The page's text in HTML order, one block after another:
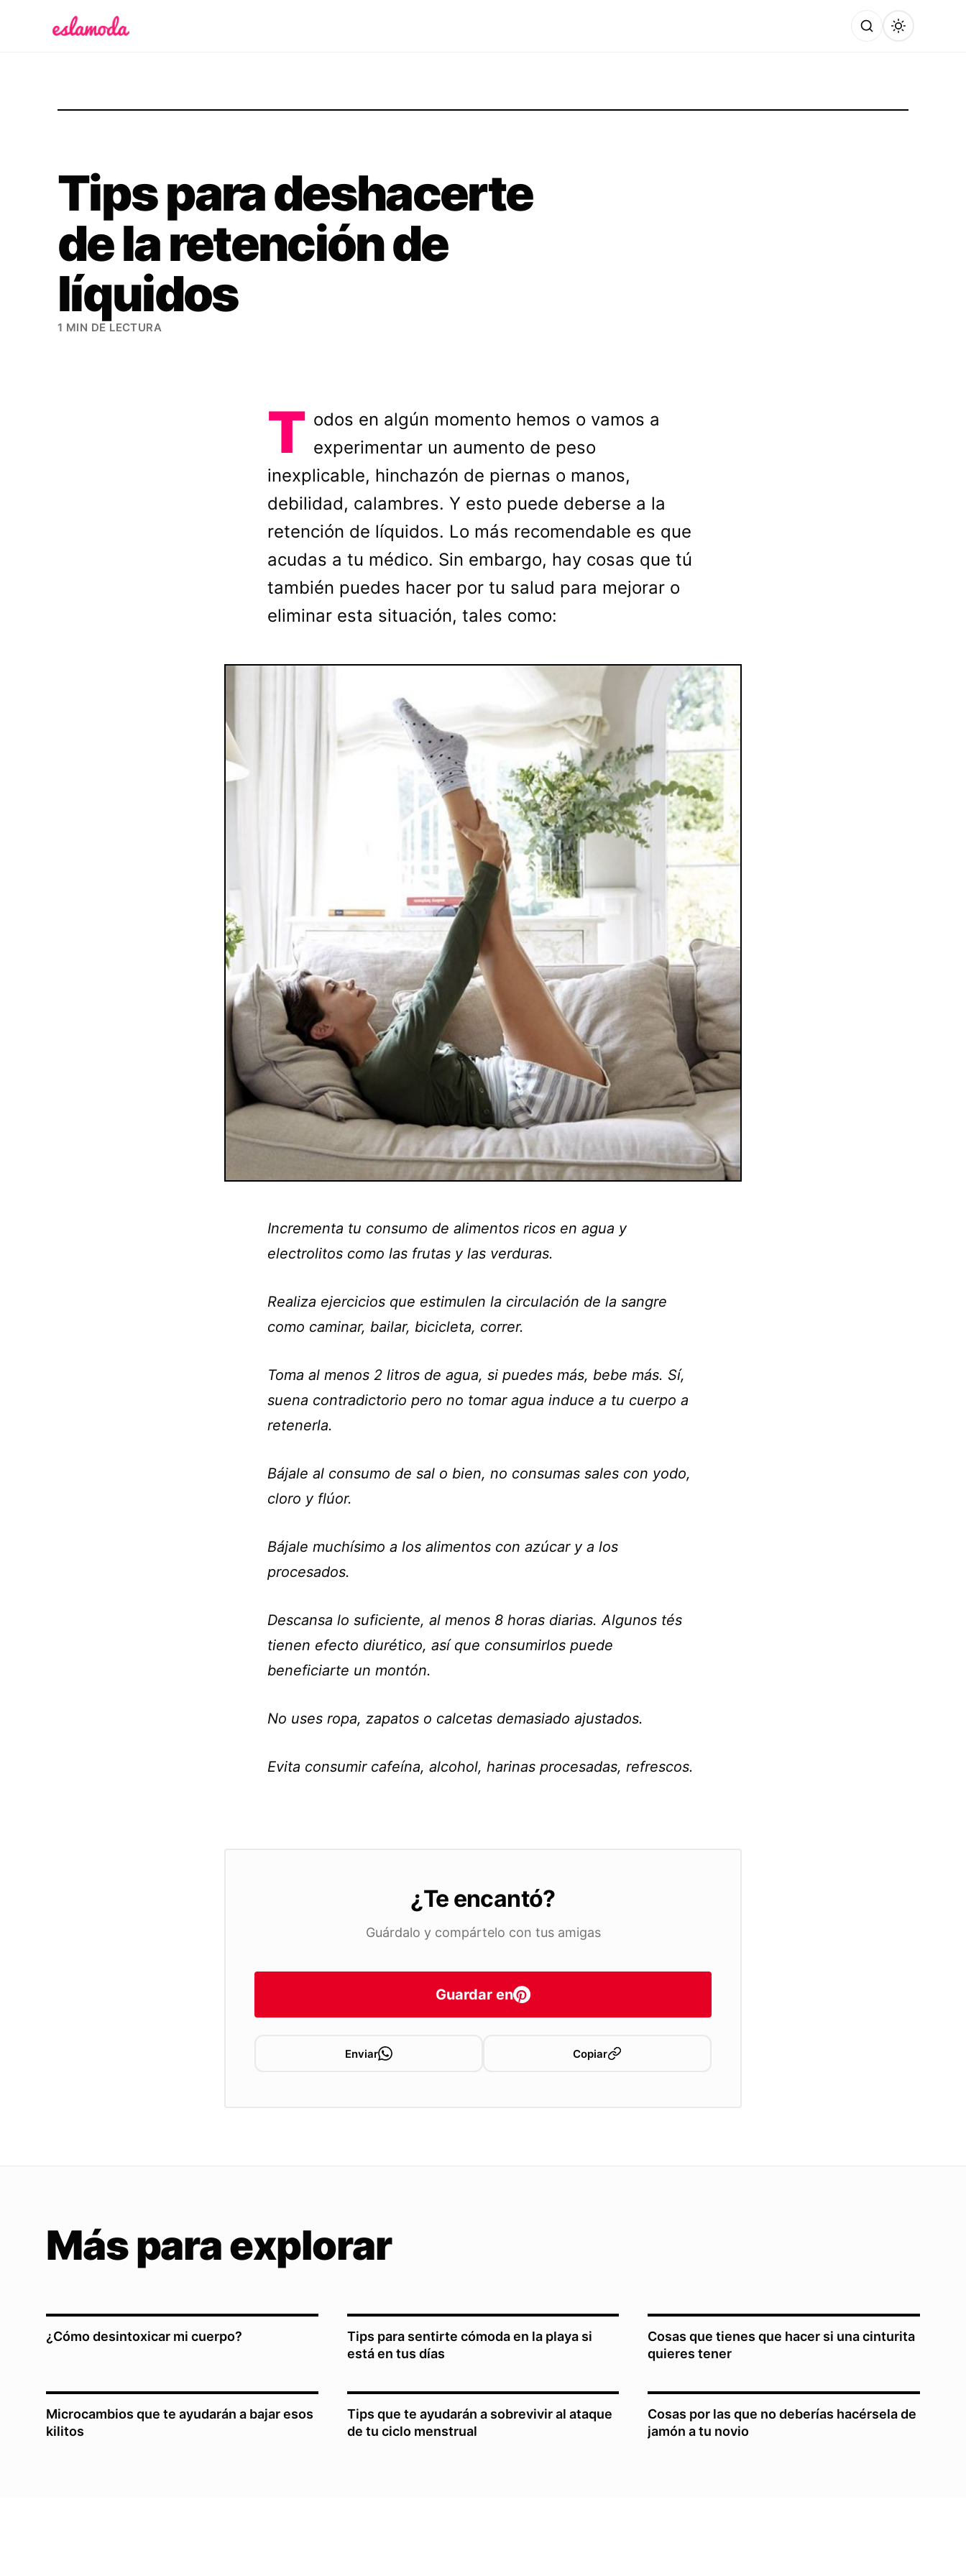
Tips para deshacerte
de la retención de
líquidos
1 MIN DE LECTURA
T odos en algún momento hemos o vamos a
experimentar un aumento de peso
inexplicable, hinchazón de piernas o manos,
debilidad, calambres. Y esto puede deberse a la
retención de líquidos. Lo más recomendable es que
acudas a tu médico. Sin embargo, hay cosas que tú
también puedes hacer por tu salud para mejorar o
eliminar esta situación, tales como:
Incrementa tu consumo de alimentos ricos en agua y
electrolitos como las frutas y las verduras.
Realiza ejercicios que estimulen la circulación de la sangre
como caminar, bailar, bicicleta, correr.
Toma al menos 2 litros de agua, si puedes más, bebe más. Sí,
suena contradictorio pero no tomar agua induce a tu cuerpo a
retenerla.
Bájale al consumo de sal o bien, no consumas sales con yodo,
cloro y flúor.
Bájale muchísimo a los alimentos con azúcar y a los
procesados.
Descansa lo suficiente, al menos 8 horas diarias. Algunos tés
tienen efecto diurético, así que consumirlos puede
beneficiarte un montón.
No uses ropa, zapatos o calcetas demasiado ajustados.
Evita consumir cafeína, alcohol, harinas procesadas, refrescos.
¿Te encantó?
Guárdalo y compártelo con tus amigas
Guardar en
Enviar Copiar
Más para explorar
¿Cómo desintoxicar mi cuerpo?
Tips para sentirte cómoda en la playa si
está en tus días
Cosas que tienes que hacer si una cinturita
quieres tener
Microcambios que te ayudarán a bajar esos
kilitos
Tips que te ayudarán a sobrevivir al ataque
de tu ciclo menstrual
Cosas por las que no deberías hacérsela de
jamón a tu novio